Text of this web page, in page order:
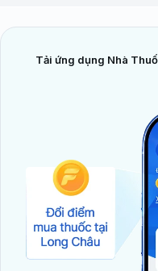
Tải ứng dụng Nhà